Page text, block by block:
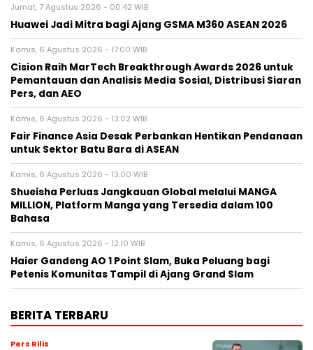
Jumat, 7 Agustus 2026 - 00:42 WIB
Huawei Jadi Mitra bagi Ajang GSMA M360 ASEAN 2026
Kamis, 6 Agustus 2026 - 17:00 WIB
Cision Raih MarTech Breakthrough Awards 2026 untuk
Pemantauan dan Analisis Media Sosial, Distribusi Siaran
Pers, dan AEO
Kamis, 6 Agustus 2026 - 13:02 WIB
Fair Finance Asia Desak Perbankan Hentikan Pendanaan
untuk Sektor Batu Bara di ASEAN
Kamis, 6 Agustus 2026 - 13:00 WIB
Shueisha Perluas Jangkauan Global melalui MANGA
MILLION, Platform Manga yang Tersedia dalam 100
Bahasa
Kamis, 6 Agustus 2026 - 12:10 WIB
Haier Gandeng AO 1 Point Slam, Buka Peluang bagi
Petenis Komunitas Tampil di Ajang Grand Slam
BERITA TERBARU
Pers Rilis